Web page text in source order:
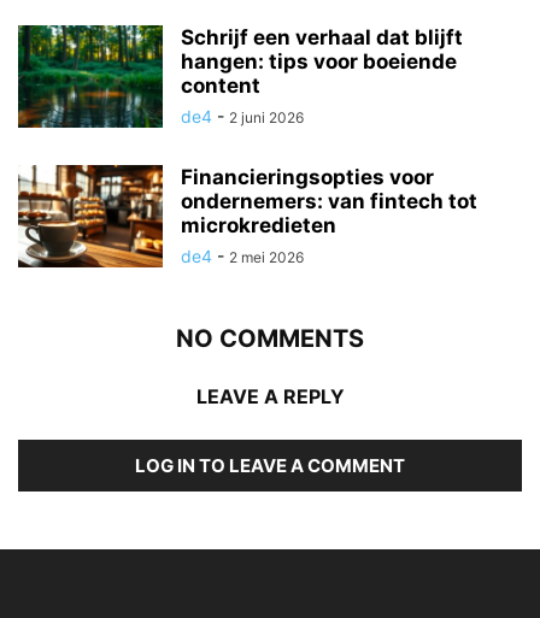
Schrijf een verhaal dat blijft
hangen: tips voor boeiende
content
de4 - 2 juni 2026
Financieringsopties voor
ondernemers: van fintech tot
microkredieten
de4 - 2 mei 2026
NO COMMENTS
LEAVE A REPLY
LOG IN TO LEAVE A COMMENT